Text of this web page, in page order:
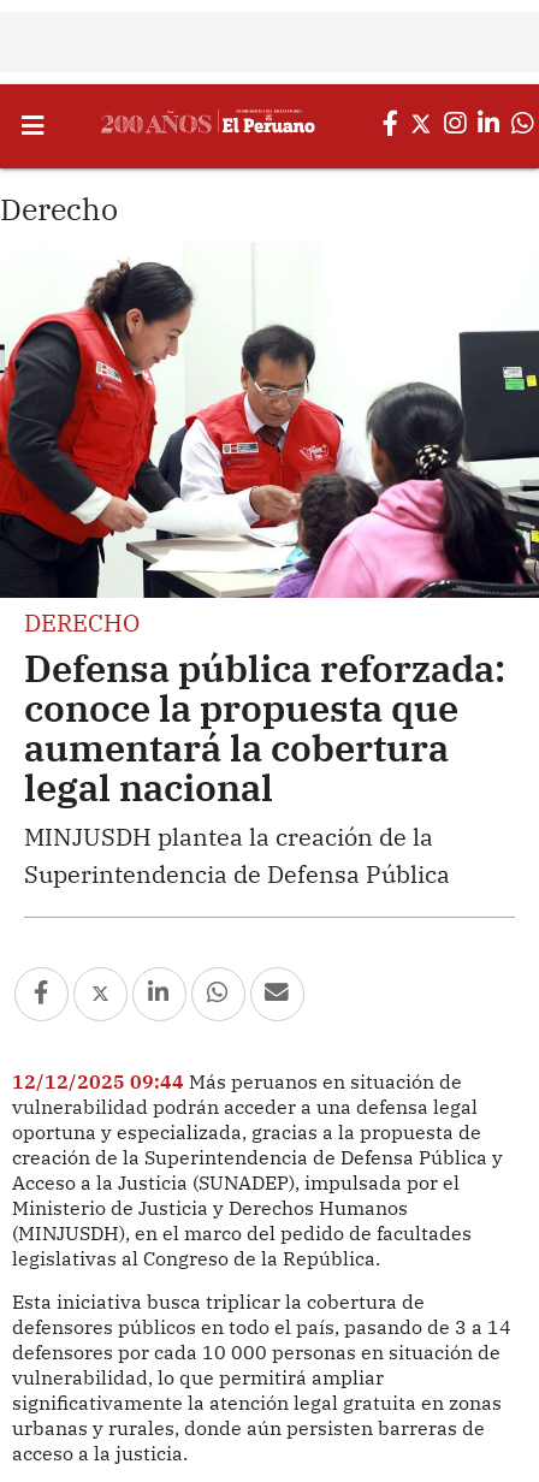
Derecho
DERECHO
Defensa pública reforzada:
conoce la propuesta que
aumentará la cobertura
legal nacional
MINJUSDH plantea la creación de la
Superintendencia de Defensa Pública
12/12/2025 09:44 Más peruanos en situación de
vulnerabilidad podrán acceder a una defensa legal
oportuna y especializada, gracias a la propuesta de
creación de la Superintendencia de Defensa Pública y
Acceso a la Justicia (SUNADEP), impulsada por el
Ministerio de Justicia y Derechos Humanos
(MINJUSDH), en el marco del pedido de facultades
legislativas al Congreso de la República.
Esta iniciativa busca triplicar la cobertura de
defensores públicos en todo el país, pasando de 3 a 14
defensores por cada 10 000 personas en situación de
vulnerabilidad, lo que permitirá ampliar
significativamente la atención legal gratuita en zonas
urbanas y rurales, donde aún persisten barreras de
acceso a la justicia.